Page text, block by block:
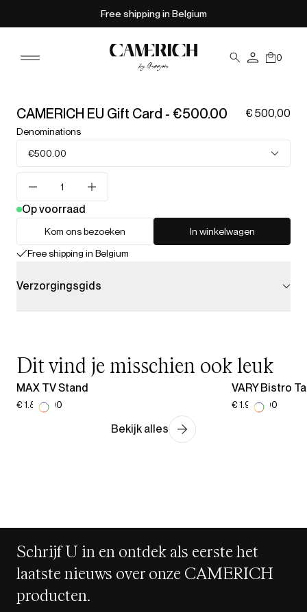
Free shipping in Belgium
0
CAMERICH EU Gift Card - €500.00 € 500,00
Denominations
€500.00
Op voorraad
Kom ons bezoeken
In winkelwagen
Free shipping in Belgium
Verzorgingsgids
Dit vind je misschien ook leuk
MAX TV Stand
€ 1.863,00
VARY Bistro
€ 1.936,00
Bekijk alles
Schrijf U in en ontdek als eerste het
laatste nieuws over onze CAMERICH
producten.